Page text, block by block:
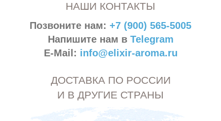
НАШИ КОНТАКТЫ
Позвоните нам: +7 (900) 565-5005
Напишите нам в Telegram
E-Mail: info@elixir-aroma.ru
ДОСТАВКА ПО РОССИИ
И В ДРУГИЕ СТРАНЫ